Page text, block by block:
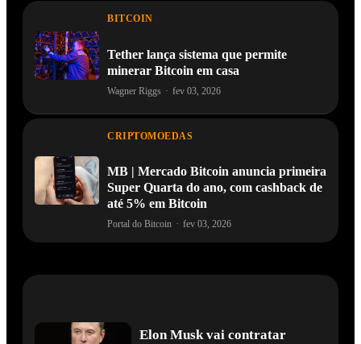
BITCOIN
Tether lança sistema que permite
minerar Bitcoin em casa
Wagner Riggs · fev 03, 2026
CRIPTOMOEDAS
MB | Mercado Bitcoin anuncia primeira
Super Quarta do ano, com cashback de
até 5% em Bitcoin
Portal do Bitcoin · fev 03, 2026
Elon Musk vai contratar